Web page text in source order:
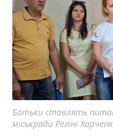
Батьки ставлять
міськради Регіні